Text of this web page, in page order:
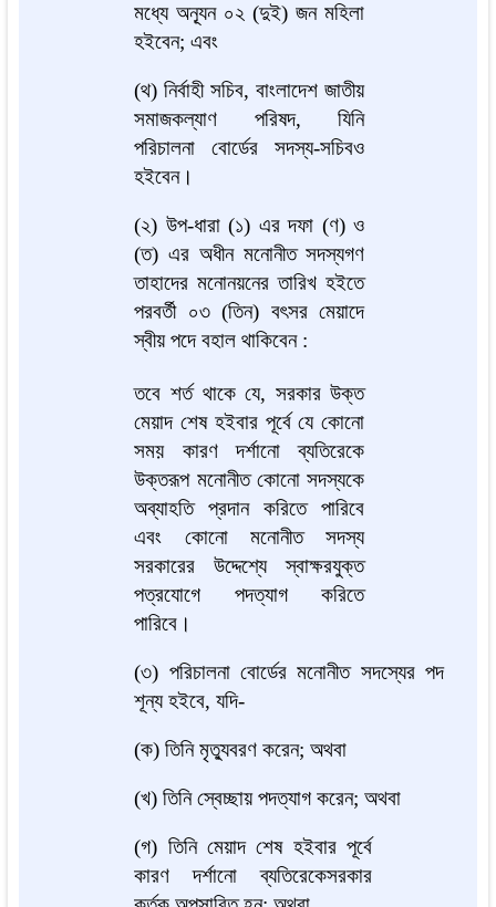
মধ্যে অন্যূন ০২ (দুই) জন মহিলা
হইবেন; এবং
(থ) নির্বাহী সচিব, বাংলাদেশ জাতীয়
সমাজকল্যাণ পরিষদ, যিনি
পরিচালনা বোর্ডের সদস্য-সচিবও
হইবেন।
(২) উপ-ধারা (১) এর দফা (ণ) ও
(ত) এর অধীন মনোনীত সদস্যগণ
তাহাদের মনোনয়নের তারিখ হইতে
পরবর্তী ০৩ (তিন) বৎসর মেয়াদে
স্বীয় পদে বহাল থাকিবেন :
তবে শর্ত থাকে যে, সরকার উক্ত
মেয়াদ শেষ হইবার পূর্বে যে কোনো
সময় কারণ দর্শানো ব্যতিরেকে
উক্তরূপ মনোনীত কোনো সদস্যকে
অব্যাহতি প্রদান করিতে পারিবে
এবং কোনো মনোনীত সদস্য
সরকারের উদ্দেশ্যে স্বাক্ষরযুক্ত
পত্রযোগে পদত্যাগ করিতে
পারিবে।
(৩) পরিচালনা বোর্ডের মনোনীত সদস্যের পদ
শূন্য হইবে, যদি-
(ক) তিনি মৃত্যুবরণ করেন; অথবা
(খ) তিনি স্বেচ্ছায় পদত্যাগ করেন; অথবা
(গ) তিনি মেয়াদ শেষ হইবার পূর্বে
কারণ দর্শানো ব্যতিরেকেসরকার